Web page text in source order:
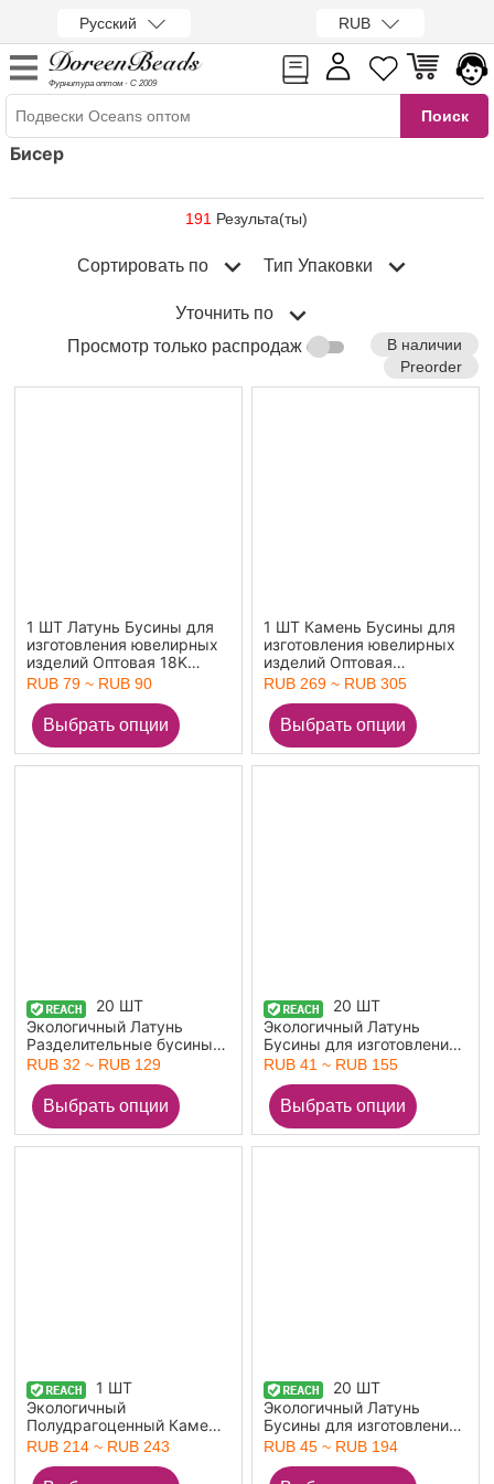
Русский RUB
Фурнитура оптом · С 2009
Бисер
191 Результа(ты)
Сортировать по Тип Упаковки
Уточнить по
Просмотр только распродаж
В наличии
Preorder
1 ШТ Латунь Бусины для
изготовления ювелирных
изделий Оптовая 18K
позолоченный
Эмалью 5мм x 5мм,
Отверстие:примерно 2мм
RUB 79 ~ RUB 90
1 ШТ Камень Бусины для
изготовления ювелирных
изделий Оптовая
Разноцветный Овальные
Искусственный Циркон
20.5мм x 13мм
RUB 269 ~ RUB 305
20 ШТ
Экологичный Латунь
Разделительные бусины
для изготовления
браслетов своими руками
Оптовая настоящее
золото с покрытием
Колесо
RUB 32 ~ RUB 129
20 ШТ
Экологичный Латунь
Бусины для изготовления
ювелирных изделий
золото с покрытием
Cфера Ажурный Цветок
ажурная резьба
RUB 41 ~ RUB 155
1 ШТ
Экологичный
Полудрагоценный Камень
& латунь Геометрический
ювелирных изделий
RUB 214 ~ RUB 243
20 ШТ
Экологичный Латунь
Бусины для изготовления
ювелирных изделий
золото с покрытием
RUB 45 ~ RUB 194